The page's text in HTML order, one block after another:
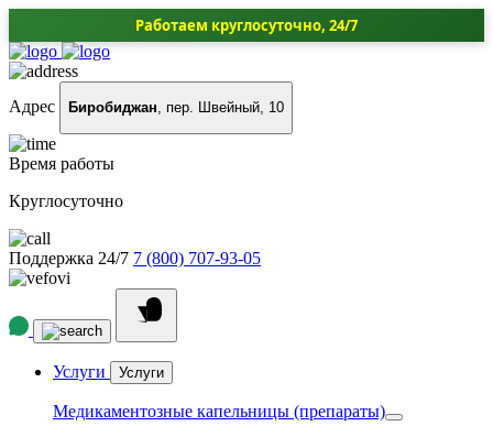
Работаем круглосуточно, 24/7
Адрес Биробиджан, пер. Швейный, 10
Время работы
Круглосуточно
Поддержка 24/7 7 (800) 707-93-05
Услуги Услуги
Медикаментозные капельницы (препараты)